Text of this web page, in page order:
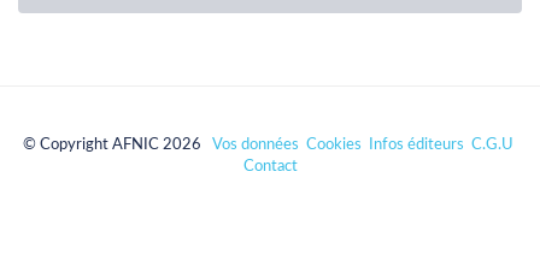
© Copyright AFNIC 2026 Vos données Cookies Infos éditeurs C.G.U
Contact